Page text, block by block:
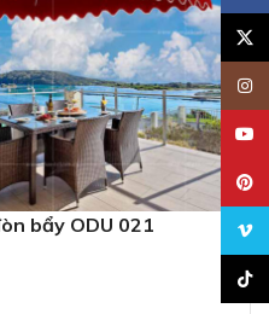
bẩy ODU 021